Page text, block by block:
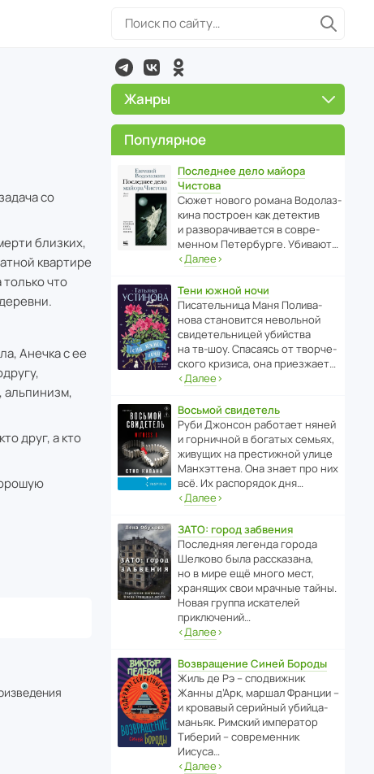
со
близких,
квартире
что
Анечка с ее
альпинизм,
друг, а кто
Жанры
Популярное
Последнее дело майора
Чистова
Сюжет нового романа Водо­ла­з­
кина пост­роен как дете­ктив
и разво­ра­чи­ва­ется в совре­
менном Пете­р­бурге. Убивают…
‹Далее›
Тени южной ночи
Писа­тель­ница Маня Поли­ва­
нова стано­вится невольной
свиде­тель­ницей убийства
на тв-шоу. Спасаясь от твор­че­
с­кого кризиса, она приезжает…
‹Далее›
Восьмой свидетель
Руби Джонсон рабо­тает няней
и горни­чной в богатых семьях,
живущих на прес­ти­жной улице
Манх­эт­тена. Она знает про них
всё. Их распо­рядок дня…
‹Далее›
ЗАТО: город забвения
После­дняя легенда города
Шелково была расска­зана,
но в мире ещё много мест,
хранящих свои мрачные тайны.
Новая группа иска­телей
приключений…
‹Далее›
Возвращение Синей Бороды
Жиль де Рэ – спод­ви­жник
Жанны д’Арк, маршал Франции –
и кровавый серийный убийца-
маньяк. Римский импе­ратор
Тиберий – совре­менник
Иисуса…
‹Далее›